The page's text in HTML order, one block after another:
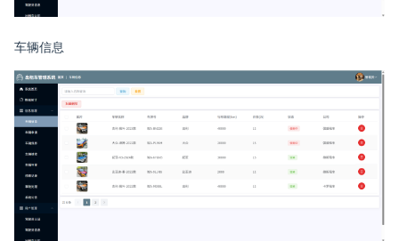
车辆信息